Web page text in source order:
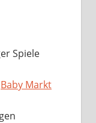
Spiele
Baby Markt